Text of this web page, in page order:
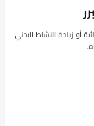
أو زيادة النشاط البدني